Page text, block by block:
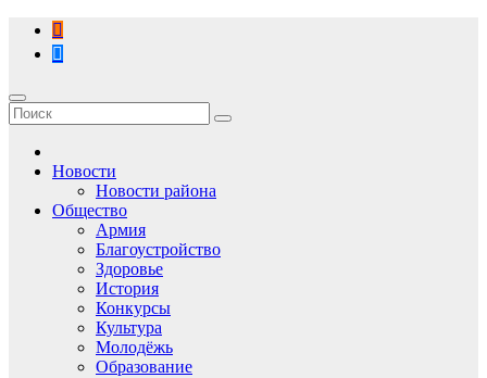
Перейти
содержимому
Новости
Новости района
Общество
Армия
Благоустройство
Здоровье
История
Конкурсы
Культура
Молодёжь
Образование